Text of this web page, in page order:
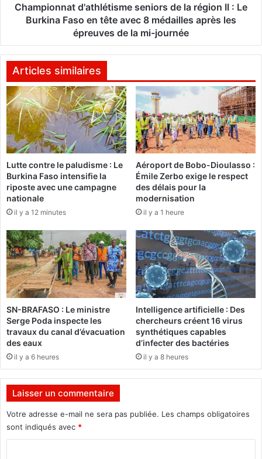
C
s
e
i
l
S
u
p
é
r
i
e
r
d
e
l
a
C
o
m
m
u
n
c
t
a
l
é
t
i
s
m
e
s
e
n
i
r
s
d
e
l
a
r
é
g
o
I
:
L
Championnat d'athlétisme seniors de la région II : Le
Burkina Faso en tête avec 8 médailles après les
épreuves de la mi-journée
Articles similaires
Lutte contre le paludisme : Le
Burkina Faso intensifie la
riposte avec une campagne
nationale
il y a 12 minutes
Aéroport de Bobo-Dioulasso :
Émile Zerbo exige le respect
des délais pour la
modernisation
il y a 1 heure
SN-BRAFASO : Le ministre
Serge Poda inspecte les
travaux du canal d’évacuation
des eaux
il y a 6 heures
Intelligence artificielle : Des
chercheurs créent 16 virus
synthétiques capables
d’infecter des bactéries
il y a 8 heures
Laisser un commentaire
Votre adresse e-mail ne sera pas publiée. Les champs obligatoires
sont indiqués avec *